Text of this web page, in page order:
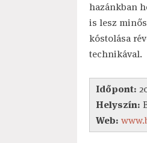
hazánkban
is lesz
kóstolása
technikával.
Időpont:
Helyszín:
Web: